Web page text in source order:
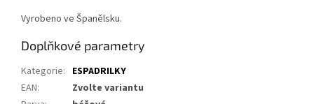
Vyrobeno ve Španělsku.
Doplňkové parametry
Kategorie: ESPADRILKY
EAN:
Zvolte variantu